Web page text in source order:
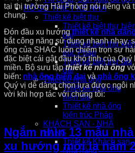
HỒ SƠ THIẾT KẾ NHÀ
Thiết kế biệt thự
Thiết kế biệt thự
đại
Thiết kế biệt thự
trúc Pháp
Thiết kế biệt thự lâu
đài
Thiết kế nhà ống
Thiết kế nhà ống
hiện đại
Thiết kế nhà ống
kiến trúc Pháp
KHÁCH SẠN - NHÀ
HÀNG
Thiết kế Khách sạn -
Nhà hàng
tại thị trường Hải Phòng nói riêng và
chung.
Đón đầu xu hướngthiết kế nhà
bắt công năng sử dụng nhanh nhạy,
ống của SHAC luôn chiếm trọn sự
đặc biệt cái gật đầu khó tính của
miền. Bộ sưu tậpthiết kế nhà ống
biến: nhà ống hiện đạivànhà ống
Quý vị dễ dàng chọn lựa được ngôi
vời khi hợp tác với chúng tôi:
Ngắm nhìn 13 mẫu
xu hướng mới lạ năm